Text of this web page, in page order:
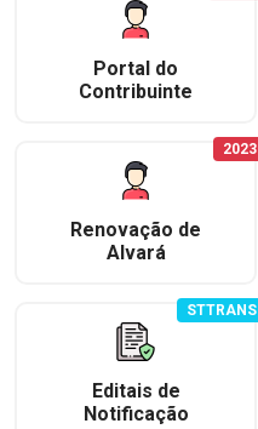
Portal do
Contribuinte
Renovação de
Alvará
2023
Editais de
Notificação
STTRANS